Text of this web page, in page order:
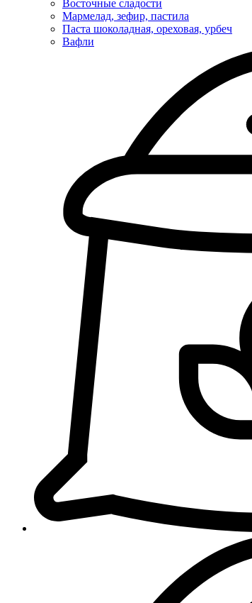
Восточные сладости
Мармелад, зефир, пастила
Паста шоколадная, ореховая, урбеч
Вафли